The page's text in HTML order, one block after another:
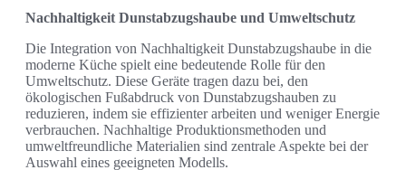
Nachhaltigkeit Dunstabzugshaube und Umweltschutz
Die Integration von Nachhaltigkeit Dunstabzugshaube in die
moderne Küche spielt eine bedeutende Rolle für den
Umweltschutz. Diese Geräte tragen dazu bei, den
ökologischen Fußabdruck von Dunstabzugshauben zu
reduzieren, indem sie effizienter arbeiten und weniger Energie
verbrauchen. Nachhaltige Produktionsmethoden und
umweltfreundliche Materialien sind zentrale Aspekte bei der
Auswahl eines geeigneten Modells.